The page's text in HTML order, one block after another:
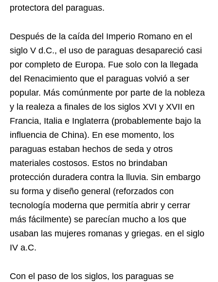
protectora del paraguas.
Después de la caída del Imperio Romano en el
siglo V d.C., el uso de paraguas desapareció casi
por completo de Europa. Fue solo con la llegada
del Renacimiento que el paraguas volvió a ser
popular. Más comúnmente por parte de la nobleza
y la realeza a finales de los siglos XVI y XVII en
Francia, Italia e Inglaterra (probablemente bajo la
influencia de China). En ese momento, los
paraguas estaban hechos de seda y otros
materiales costosos. Estos no brindaban
protección duradera contra la lluvia. Sin embargo
su forma y diseño general (reforzados con
tecnología moderna que permitía abrir y cerrar
más fácilmente) se parecían mucho a los que
usaban las mujeres romanas y griegas. en el siglo
IV a.C.
Con el paso de los siglos, los paraguas se